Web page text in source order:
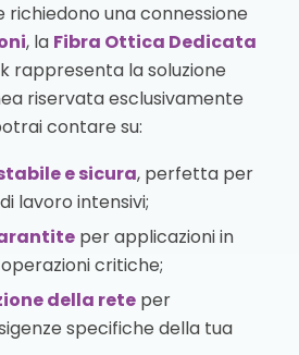
richiedono una connessione
, la Fibra Ottica Dedicata
rappresenta la soluzione
riservata esclusivamente
contare su:
e sicura, perfetta per
lavoro intensivi;
per applicazioni in
critiche;
della reteper
specifiche della tua